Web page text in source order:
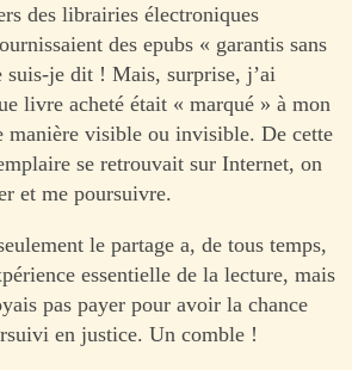
des librairies électroniques
des epubs « garantis sans
je dit ! Mais, surprise, j’ai
livre acheté était « marqué » à mon
manière visible ou invisible. De cette
se retrouvait sur Internet, on
et me poursuivre.
le partage a, de tous temps,
essentielle de la lecture, mais
pas payer pour avoir la chance
en justice. Un comble !